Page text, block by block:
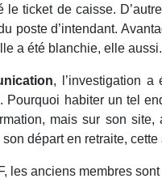
ticket de caisse.
poste d’intendant.
a été blanchie, elle
, l’investigation
Pourquoi habiter un tel
mais sur son
départ en retraite,
les anciens membres